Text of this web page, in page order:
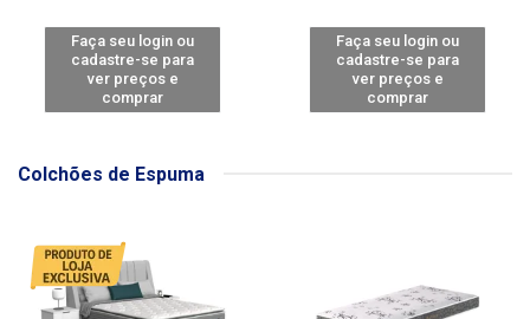
Faça seu login ou
cadastre-se para
ver preços e
comprar
Faça seu login ou
cadastre-se para
ver preços e
comprar
Colchões de Espuma